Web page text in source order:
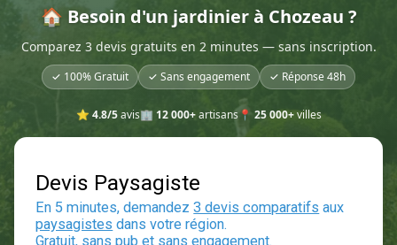
🏠 Besoin d'un jardinier à Chozeau ?
Comparez 3 devis gratuits en 2 minutes — sans inscription.
✓ 100% Gratuit ✓ Sans engagement ✓ Réponse 48h
⭐ 4.8/5avis🏢 12 000+artisans📍 25 000+villes